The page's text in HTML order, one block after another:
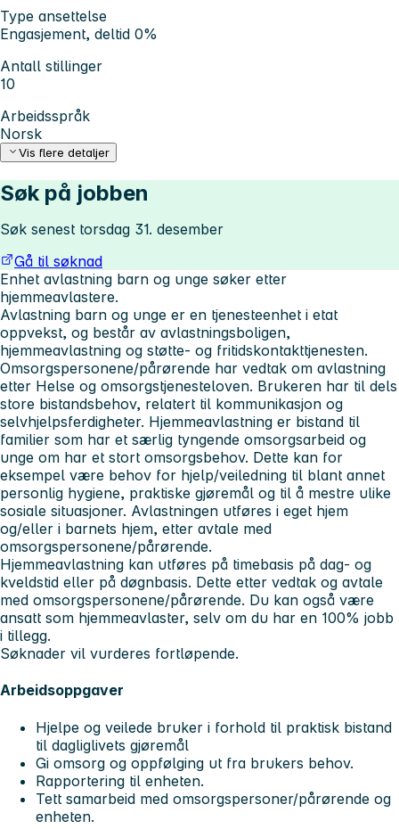
Type ansettelse
Engasjement, deltid 0%
Antall stillinger
10
Arbeidsspråk
Norsk
Vis flere detaljer
Søk på jobben
Søk senest torsdag 31. desember
Gå til søknad
Enhet avlastning barn og unge søker etter
hjemmeavlastere.
Avlastning barn og unge er en tjenesteenhet i etat
oppvekst, og består av avlastningsboligen,
hjemmeavlastning og støtte- og fritidskontakttjenesten.
Omsorgspersonene/pårørende har vedtak om avlastning
etter Helse og omsorgstjenesteloven. Brukeren har til dels
store bistandsbehov, relatert til kommunikasjon og
selvhjelpsferdigheter. Hjemmeavlastning er bistand til
familier som har et særlig tyngende omsorgsarbeid og
unge om har et stort omsorgsbehov. Dette kan for
eksempel være behov for hjelp/veiledning til blant annet
personlig hygiene, praktiske gjøremål og til å mestre ulike
sosiale situasjoner. Avlastningen utføres i eget hjem
og/eller i barnets hjem, etter avtale med
omsorgspersonene/pårørende.
Hjemmeavlastning kan utføres på timebasis på dag- og
kveldstid eller på døgnbasis. Dette etter vedtak og avtale
med omsorgspersonene/pårørende. Du kan også være
ansatt som hjemmeavlaster, selv om du har en 100% jobb
i tillegg.
Søknader vil vurderes fortløpende.
Arbeidsoppgaver
Hjelpe og veilede bruker i forhold til praktisk bistand
til dagliglivets gjøremål
Gi omsorg og oppfølging ut fra brukers behov.
Rapportering til enheten.
Tett samarbeid med omsorgspersoner/pårørende og
enheten.